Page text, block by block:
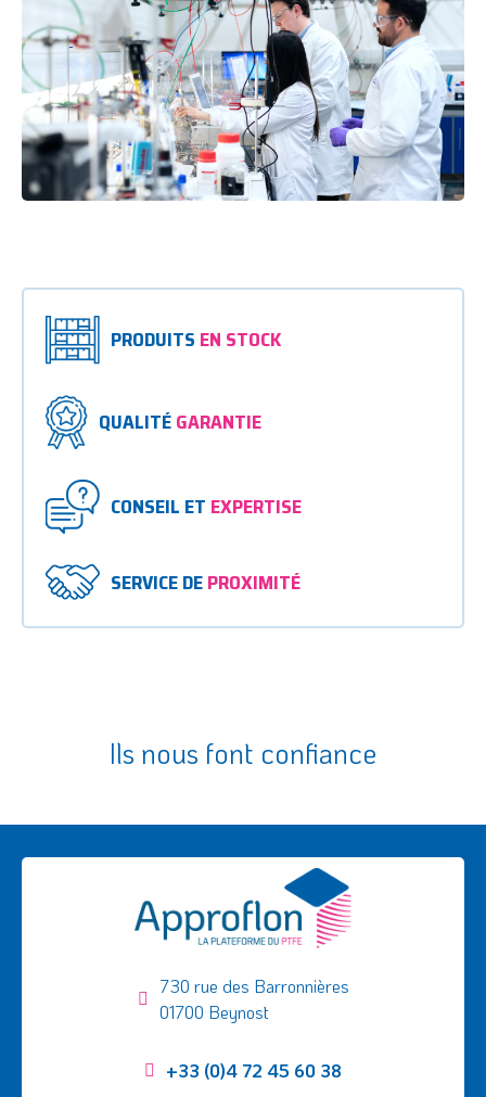
PRODUITS EN STOCK
QUALITÉGARANTIE
CONSEIL ET EXPERTISE
SERVICE DEPROXIMITÉ
Ils nous font confiance
730 rue des Barronnières
01700 Beynost
+33 (0)4 72 45 60 38